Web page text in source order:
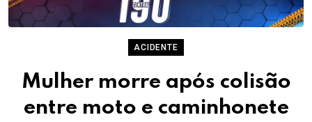
ACIDENTE
Mulher morre após colisão
entre moto e caminhonete